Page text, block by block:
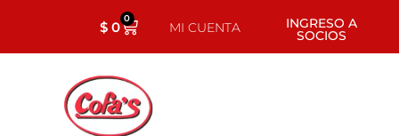
$0 0
MI CUENTA INGRESO A
SOCIOS